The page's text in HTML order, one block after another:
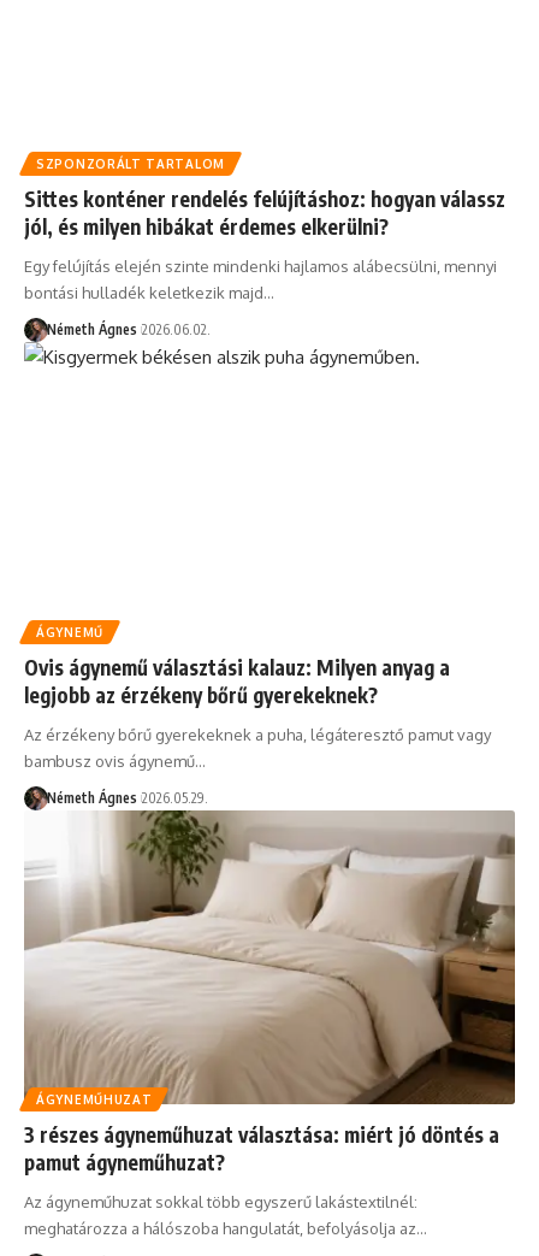
SZPONZORÁLT TARTALOM
Sittes konténer rendelés felújításhoz: hogyan válassz
jól, és milyen hibákat érdemes elkerülni?
Egy felújítás elején szinte mindenki hajlamos alábecsülni, mennyi
bontási hulladék keletkezik majd…
Németh Ágnes 2026.06.02.
ÁGYNEMŰ
Ovis ágynemű választási kalauz: Milyen anyag a
legjobb az érzékeny bőrű gyerekeknek?
Az érzékeny bőrű gyerekeknek a puha, légáteresztő pamut vagy
bambusz ovis ágynemű…
Németh Ágnes 2026.05.29.
ÁGYNEMŰHUZAT
3 részes ágyneműhuzat választása: miért jó döntés a
pamut ágyneműhuzat?
Az ágyneműhuzat sokkal több egyszerű lakástextilnél:
meghatározza a hálószoba hangulatát, befolyásolja az…